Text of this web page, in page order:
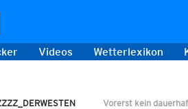
Videos Wetterlexikon
Vorerst kein